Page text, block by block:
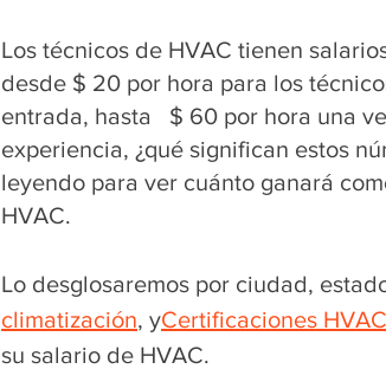
Los técnicos de HVAC tienen
desde $ 20 por hora para los
entrada, hasta $ 60 por hora una
experiencia, ¿qué significan estos
leyendo para ver cuánto ganará
HVAC.
Lo desglosaremos por ciudad,
climatización, yCertificaciones
su salario de HVAC.